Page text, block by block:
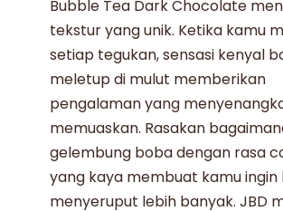
Bubble Tea Dark Chocolate
tekstur yang unik. Ketika kamu
setiap tegukan, sensasi kenyal
meletup di mulut memberikan
pengalaman yang
memuaskan. Rasakan
gelembung boba dengan rasa
yang kaya membuat kamu ingin
menyeruput lebih banyak. JBD